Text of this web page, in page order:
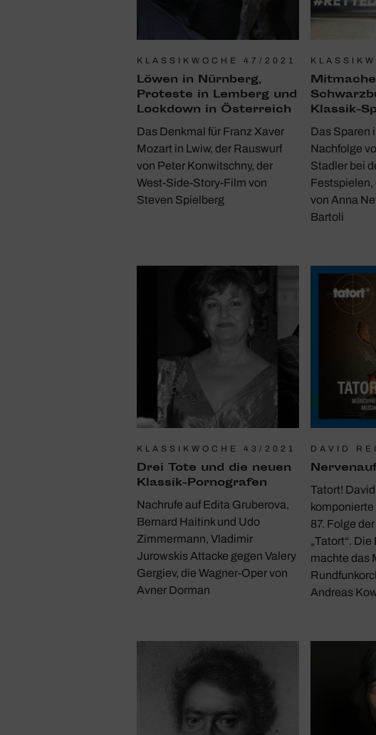
KLASSIKWOCHE 47/2021
Löwen in Nürn­berg,
Proteste in Lemberg und
Lock­down in Öster­reich
Das Denkmal für Franz Xaver
Mozart in Lwiw, der Rauswurf
von Peter Konwitschny, der
West-Side-Story-Film von
Steven Spielberg
Klassik-
Das Sparen
Nachfolge
Stadler bei
Festspielen,
von Anna
Bartoli
KLASSIKWOCHE 43/2021
Drei Tote und die neuen
Klassik-Porno­grafen
Nachrufe auf Edita Gruberova,
Bernard Haitink und Udo
Zimmermann, Vladimir
Jurowskis Attacke gegen Valery
Gergiev, die Wagner-Oper von
Avner Dorman
DAVID
Tatort!
komponierte
87. Folge
„Tatort“.
machte das
Andreas